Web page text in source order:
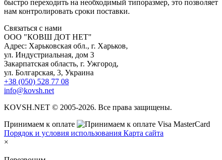
быстро переходить на необходимый типоразмер, это позволяет
нам контролировать сроки поставки.
Связаться с нами
ООО "КОВШ ДОТ НЕТ"
Адрес: Харьковская обл., г. Харьков,
ул. Индустриальная, дом 3
Закарпатская область, г. Ужгород,
ул. Болгарская, 3, Украина
+38 (050) 528 77 08
info@kovsh.net
KOVSH.NET © 2005-2026. Все права защищены.
Принимаем к оплате
Порядок и условия использования Карта сайта
×